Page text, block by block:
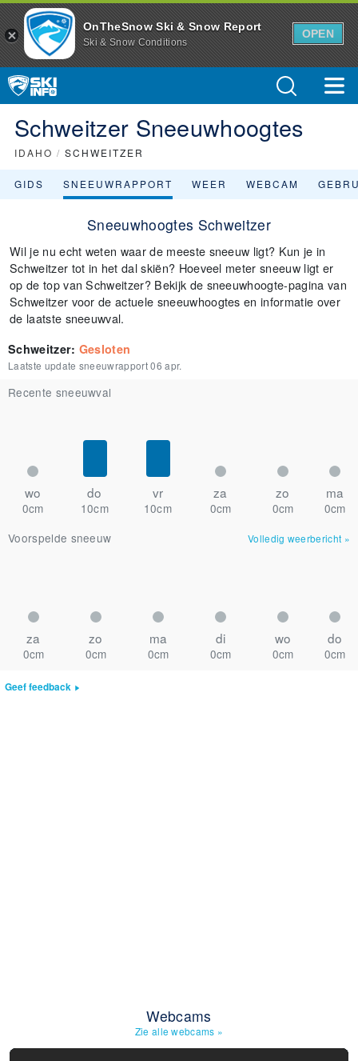
OnTheSnow Ski & Snow Report
Ski & Snow Conditions
OPEN
Schweitzer Sneeuwhoogtes
IDAHO / SCHWEITZER
GIDS SNEEUWRAPPORT WEER WEBCAM
Sneeuwhoogtes Schweitzer
Wil je nu echt weten waar de meeste sneeuw ligt? Kun je in
Schweitzer tot in het dal skiën? Hoeveel meter sneeuw ligt er
op de top van Schweitzer? Bekijk de sneeuwhoogte-pagina van
Schweitzer voor de actuele sneeuwhoogtes en informatie over
de laatste sneeuwval.
Schweitzer: Gesloten
Laatste update sneeuwrapport06 apr.
Recente sneeuwval
wo do vr za zo ma
0cm 10cm 10cm 0cm 0cm
0cm
Voorspelde sneeuw
Volledig weerbericht »
za zo ma di wo do
0cm 0cm 0cm 0cm 0cm 0cm
Geef feedback
Webcams
Zie alle webcams »